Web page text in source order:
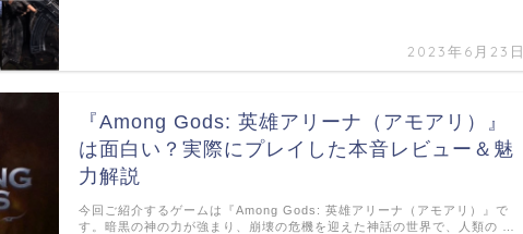
2023年6月23日
『Among Gods: 英雄アリーナ（アモアリ）』
は面白い？実際にプレイした本音レビュー＆魅
力解説
今回ご紹介するゲームは『Among Gods: 英雄アリーナ（アモアリ）』で
す。暗黒の神の力が強まり、崩壊の危機を迎えた神話の世界で、人類の …